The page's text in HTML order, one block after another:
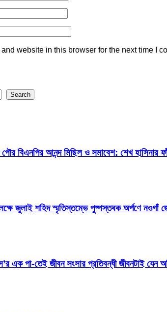
website in this browser for the next time I
Search
বিএনপির আনন্দ মিছিল ও সমাবেশ: শেখ হাসিনার
জুলাই শহিদ স্মৃতিস্তম্ভে পুষ্পস্তবক অর্পণে নওগাঁ
এক পা-তেই জীবন সংসার প্রতিবন্ধী জীবনটাই যেন